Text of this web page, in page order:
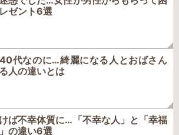
ゼント6選
代なのに…綺麗になる人とおばさん
人の違いとは
ば不幸体質に…「不幸な人」と「幸福
の違い6選